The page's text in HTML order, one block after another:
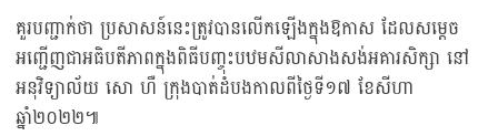
គួរបញ្ជាក់ថា ប្រសាសន៍នេះត្រូវបានលើកឡើងក្នុងឱកាស ដែលសម្ដេច
អញ្ជើញជាអធិបតីភាពក្នុងពិធីបញ្ចុះបឋមសីលាសាងសង់អគារសិក្សា នៅ
អនុវិទ្យាល័យ សោ ហឺ ក្រុងបាត់ដំបងកាលពីថ្ងៃទី១៧ ខែសីហា
ឆ្នាំ២០២២៕